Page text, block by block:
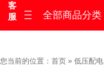
全部商品分类
您当前的位置： 首页 » 低压配电
客
服